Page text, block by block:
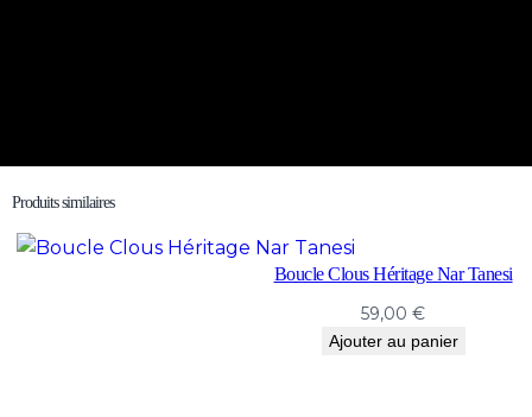
Produits similaires
Boucle Clous Héritage Nar Tanesi
59,00€
Ajouter au panier